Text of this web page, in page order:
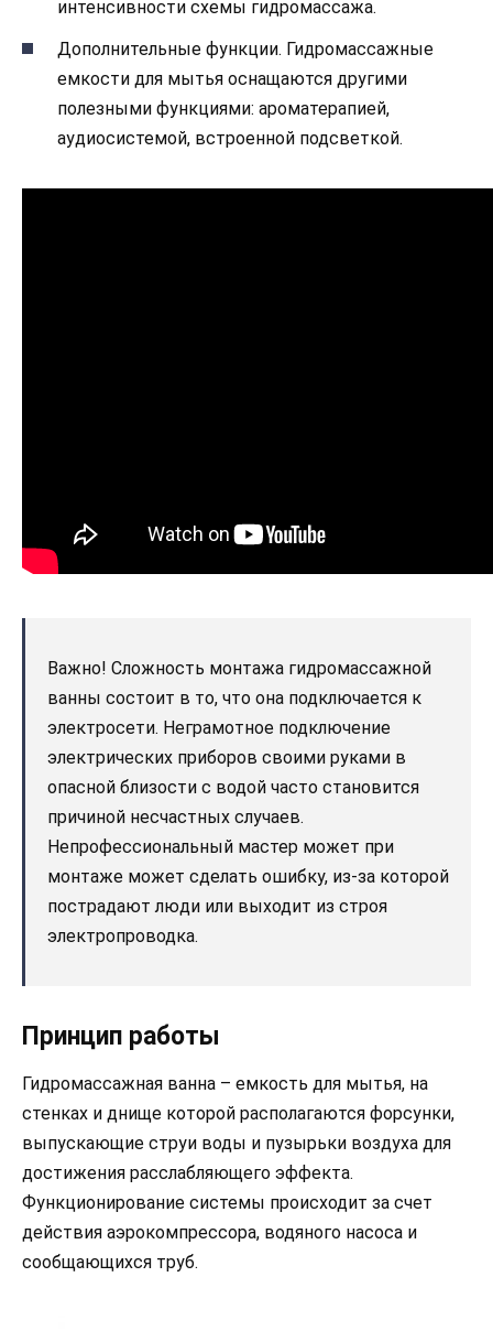
интенсивности схемы гидромассажа.
Дополнительные функции. Гидромассажные
емкости для мытья оснащаются другими
полезными функциями: ароматерапией,
аудиосистемой, встроенной подсветкой.
Важно! Сложность монтажа гидромассажной
ванны состоит в то, что она подключается к
электросети. Неграмотное подключение
электрических приборов своими руками в
опасной близости с водой часто становится
причиной несчастных случаев.
Непрофессиональный мастер может при
монтаже может сделать ошибку, из-за которой
пострадают люди или выходит из строя
электропроводка.
Принцип работы
Гидромассажная ванна – емкость для мытья, на
стенках и днище которой располагаются форсунки,
выпускающие струи воды и пузырьки воздуха для
достижения расслабляющего эффекта.
Функционирование системы происходит за счет
действия аэрокомпрессора, водяного насоса и
сообщающихся труб.